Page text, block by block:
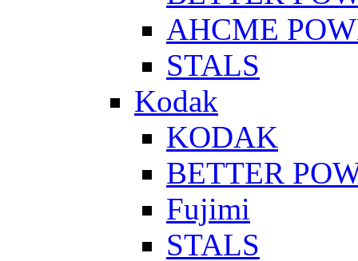
AHCME
STALS
Kodak
KODAK
BETTER
Fujimi
STALS